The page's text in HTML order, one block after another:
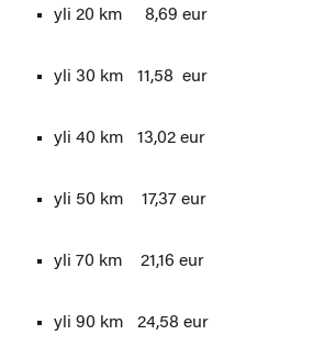
yli 20 km 8,69 eur
yli 30 km 11,58 eur
yli 40 km 13,02 eur
yli 50 km 17,37 eur
yli 70 km 21,16 eur
yli 90 km 24,58 eur